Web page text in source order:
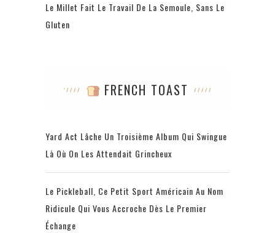
Le Millet Fait Le Travail De La Semoule, Sans Le
Gluten
FRENCH TOAST
Yard Act Lâche Un Troisième Album Qui Swingue
Là Où On Les Attendait Grincheux
Le Pickleball, Ce Petit Sport Américain Au Nom
Ridicule Qui Vous Accroche Dès Le Premier
Échange